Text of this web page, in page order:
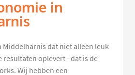
in
Middelharnis dat niet alleen leuk
resultaten oplevert - dat is de
Wij hebben een